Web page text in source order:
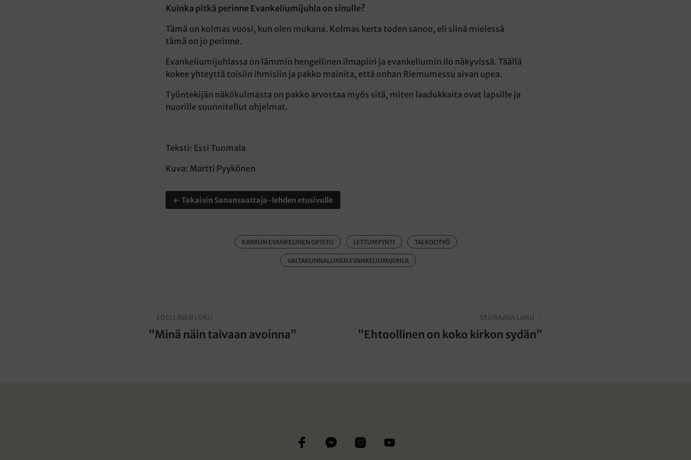
Kuinka pitkä perinne Evankeliumijuhla on sinulle?
Tämä on kolmas vuosi, kun olen mukana. Kolmas kerta toden sanoo, eli siinä mielessä
tämä on jo perinne.
Evankeliumijuhlassa on lämmin hengellinen ilmapiiri ja evankeliumin ilo näkyvissä. Täällä
kokee yhteyttä toisiin ihmisiin ja pakko mainita, että onhan Riemumessu aivan upea.
Työntekijän näkökulmasta on pakko arvostaa myös sitä, miten laadukkaita ovat lapsille ja
nuorille suunnitellut ohjelmat.
Teksti: Essi Tuomala
Kuva: Martti Pyykönen
← Takaisin Sanansaattaja-lehden etusivulle
KARKUN EVANKELINEN OPISTO LETTUMYYNTI TALKOOTYÖ
VALTAKUNNALLINEN EVANKELIUMIJUHLA
EDELLINEN LUKU
”Minä näin taivaan avoinna”
SEURAAVA LUKU
”Ehtoollinen on koko kirkon sydän”